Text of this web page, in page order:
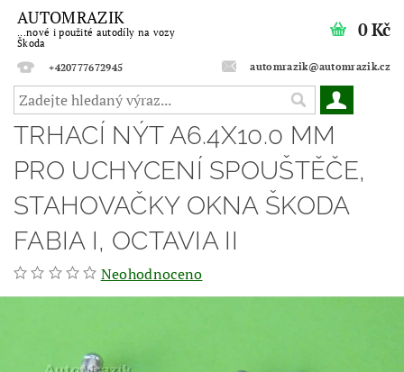
AUTOMRAZIK
...nové i použité autodíly na vozy
Škoda
+420777672945
automrazik@automrazik.cz
0 Kč
TRHACÍ NÝT A6.4X10.0 MM
PRO UCHYCENÍ SPOUŠTĚČE,
STAHOVAČKY OKNA ŠKODA
FABIA I, OCTAVIA II
Neohodnoceno